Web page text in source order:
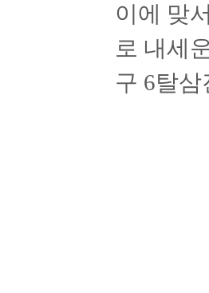
이에 맞
로 내세
구 6탈